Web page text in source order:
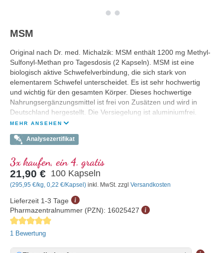
MSM
Original nach Dr. med. Michalzik: MSM enthält 1200 mg Methyl-
Sulfonyl-Methan pro Tagesdosis (2 Kapseln). MSM ist eine
biologisch aktive Schwefelverbindung, die sich stark von
elementarem Schwefel unterscheidet. Es ist sehr hochwertig
und wichtig für den gesamten Körper. Dieses hochwertige
Nahrungsergänzungsmittel ist frei von Zusätzen und wird in
Deutschland hergestellt. Die Versiegelung ist aluminiumfrei.
MEHR ANSEHEN
Analysezertifikat
3x kaufen, ein 4. gratis
21,90 € 100 Kapseln
(295,95 €/kg, 0,22 €/Kapsel) inkl. MwSt. zzgl Versandkosten
Lieferzeit 1-3 Tage
Pharmazentralnummer (PZN): 16025427
Durchschnittliche Bewertung von 5 von 5 Sternen
1 Bewertung